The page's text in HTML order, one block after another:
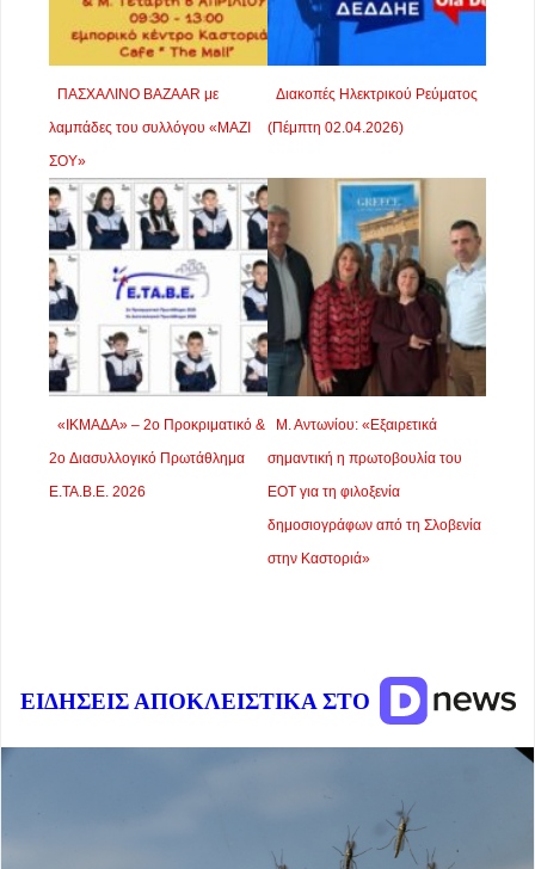
ΠΑΣΧΑΛΙΝΟ BAZAΑR με
λαμπάδες του συλλόγου «ΜΑΖΙ
ΣΟΥ»
Διακοπές Ηλεκτρικού Ρεύματος
(Πέμπτη 02.04.2026)
«ΙΚΜΑΔΑ» – 2ο Προκριματικό &
2o Διασυλλογικό Πρωτάθλημα
Ε.ΤΑ.Β.Ε. 2026
Μ. Αντωνίου: «Εξαιρετικά
σημαντική η πρωτοβουλία του
ΕΟΤ για τη φιλοξενία
δημοσιογράφων από τη Σλοβενία
στην Καστοριά»
ΕΙΔΗΣΕΙΣ ΑΠΟΚΛΕΙΣΤΙΚΑ ΣΤΟ